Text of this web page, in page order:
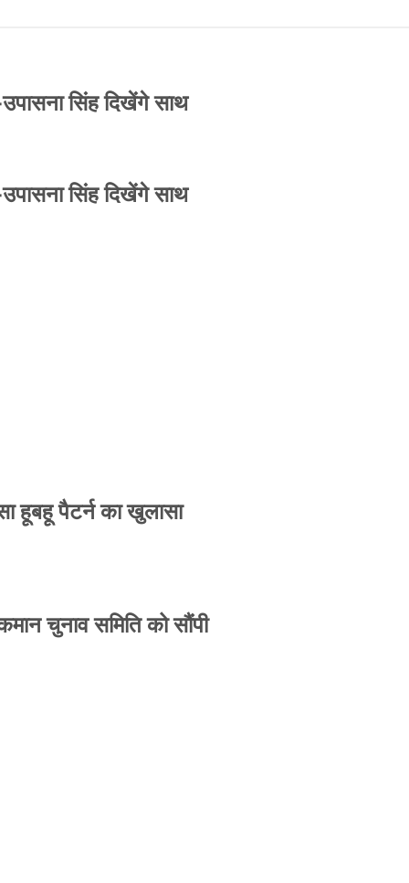
उपासना सिंह दिखेंगे साथ
उपासना सिंह दिखेंगे साथ
हूबहू पैटर्न का खुलासा
चुनाव समिति को सौंपी